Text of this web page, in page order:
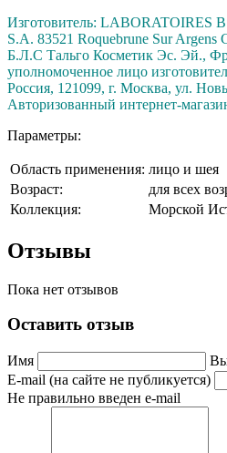
Изготовитель: LABORATOIRES
S.A. 83521 Roquebrune Sur Argens
Б.Л.С Тальго Косметик Эс. Эй.,
уполномоченное лицо
Россия, 121099, г. Москва, ул.
Авторизованный интернет-
Параметры:
Область применения: лицо и шея
Возраст:
для всех
Коллекция:
Морской
Отзывы
Пока нет отзывов
Оставить отзыв
Имя
E-mail (на сайте не публикуется)
Не правильно введен e-mail